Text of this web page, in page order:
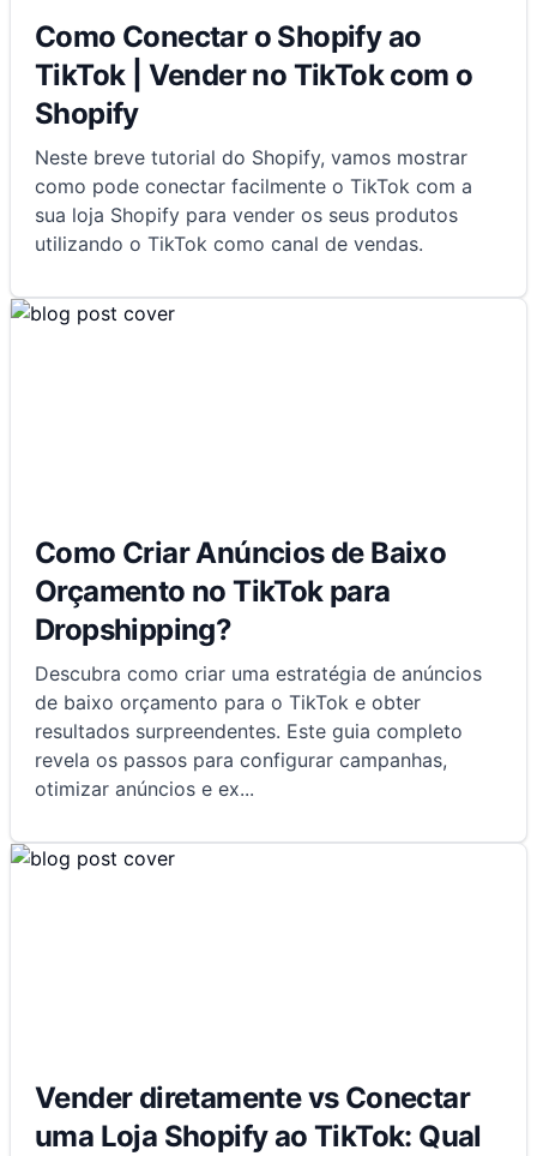
Como Conectar o Shopify ao
TikTok | Vender no TikTok com o
Shopify
Neste breve tutorial do Shopify, vamos mostrar
como pode conectar facilmente o TikTok com a
sua loja Shopify para vender os seus produtos
utilizando o TikTok como canal de vendas.
Como Criar Anúncios de Baixo
Orçamento no TikTok para
Dropshipping?
Descubra como criar uma estratégia de anúncios
de baixo orçamento para o TikTok e obter
resultados surpreendentes. Este guia completo
revela os passos para configurar campanhas,
otimizar anúncios e ex...
Vender diretamente vs Conectar
uma Loja Shopify ao TikTok: Qual